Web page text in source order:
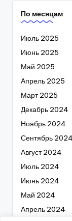
По месяцам
Июль 2025
Июнь 2025
Май 2025
Апрель 2025
Март 2025
Декабрь 2024
Ноябрь 2024
Сентябрь 2024
Август 2024
Июль 2024
Июнь 2024
Май 2024
Апрель 2024